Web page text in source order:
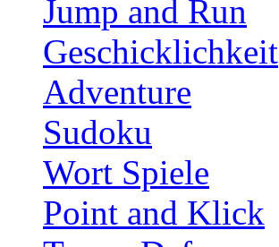
Jump and Run
Geschicklichkeit
Adventure
Sudoku
Wort Spiele
Point and Klick